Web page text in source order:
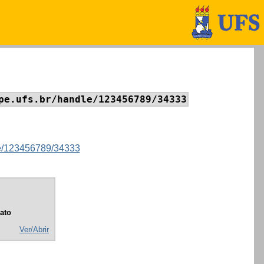
handle/123456789/34333
123456789/34333
Ver/Abrir